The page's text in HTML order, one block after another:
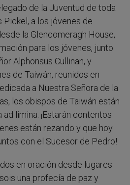
de la Juventud de toda
Pickel, a los jóvenes de
la Glencomeragh House,
para los jóvenes, junto
Alphonsus Cullinan, y
de Taiwán, reunidos en
a Nuestra Señora de la
los obispos de Taiwán están
limina. ¡Estarán contentos
están rezando y que hoy
con el Sucesor de Pedro!
en oración desde lugares
una profecía de paz y